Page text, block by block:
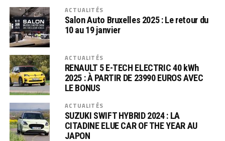
ACTUALITÉS
Salon Auto Bruxelles 2025 : Le retour du
10 au 19 janvier
ACTUALITÉS
RENAULT 5 E-TECH ELECTRIC 40 kWh
2025 : À PARTIR DE 23990 EUROS AVEC
LE BONUS
ACTUALITÉS
SUZUKI SWIFT HYBRID 2024 : LA
CITADINE ELUE CAR OF THE YEAR AU
JAPON